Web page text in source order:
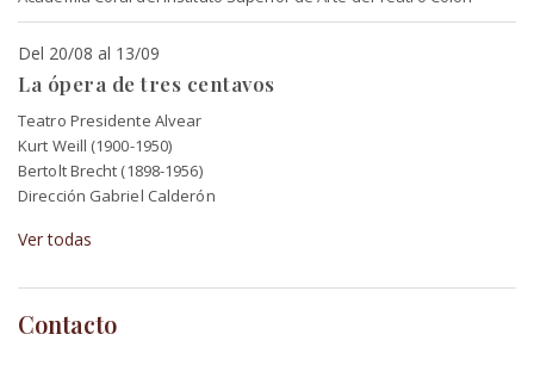
Del 20/08 al 13/09
La ópera de tres centavos
Teatro Presidente Alvear
Kurt Weill (1900-1950)
Bertolt Brecht (1898-1956)
Dirección Gabriel Calderón
Ver todas
Contacto